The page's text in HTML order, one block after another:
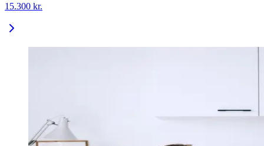
15.300 kr.